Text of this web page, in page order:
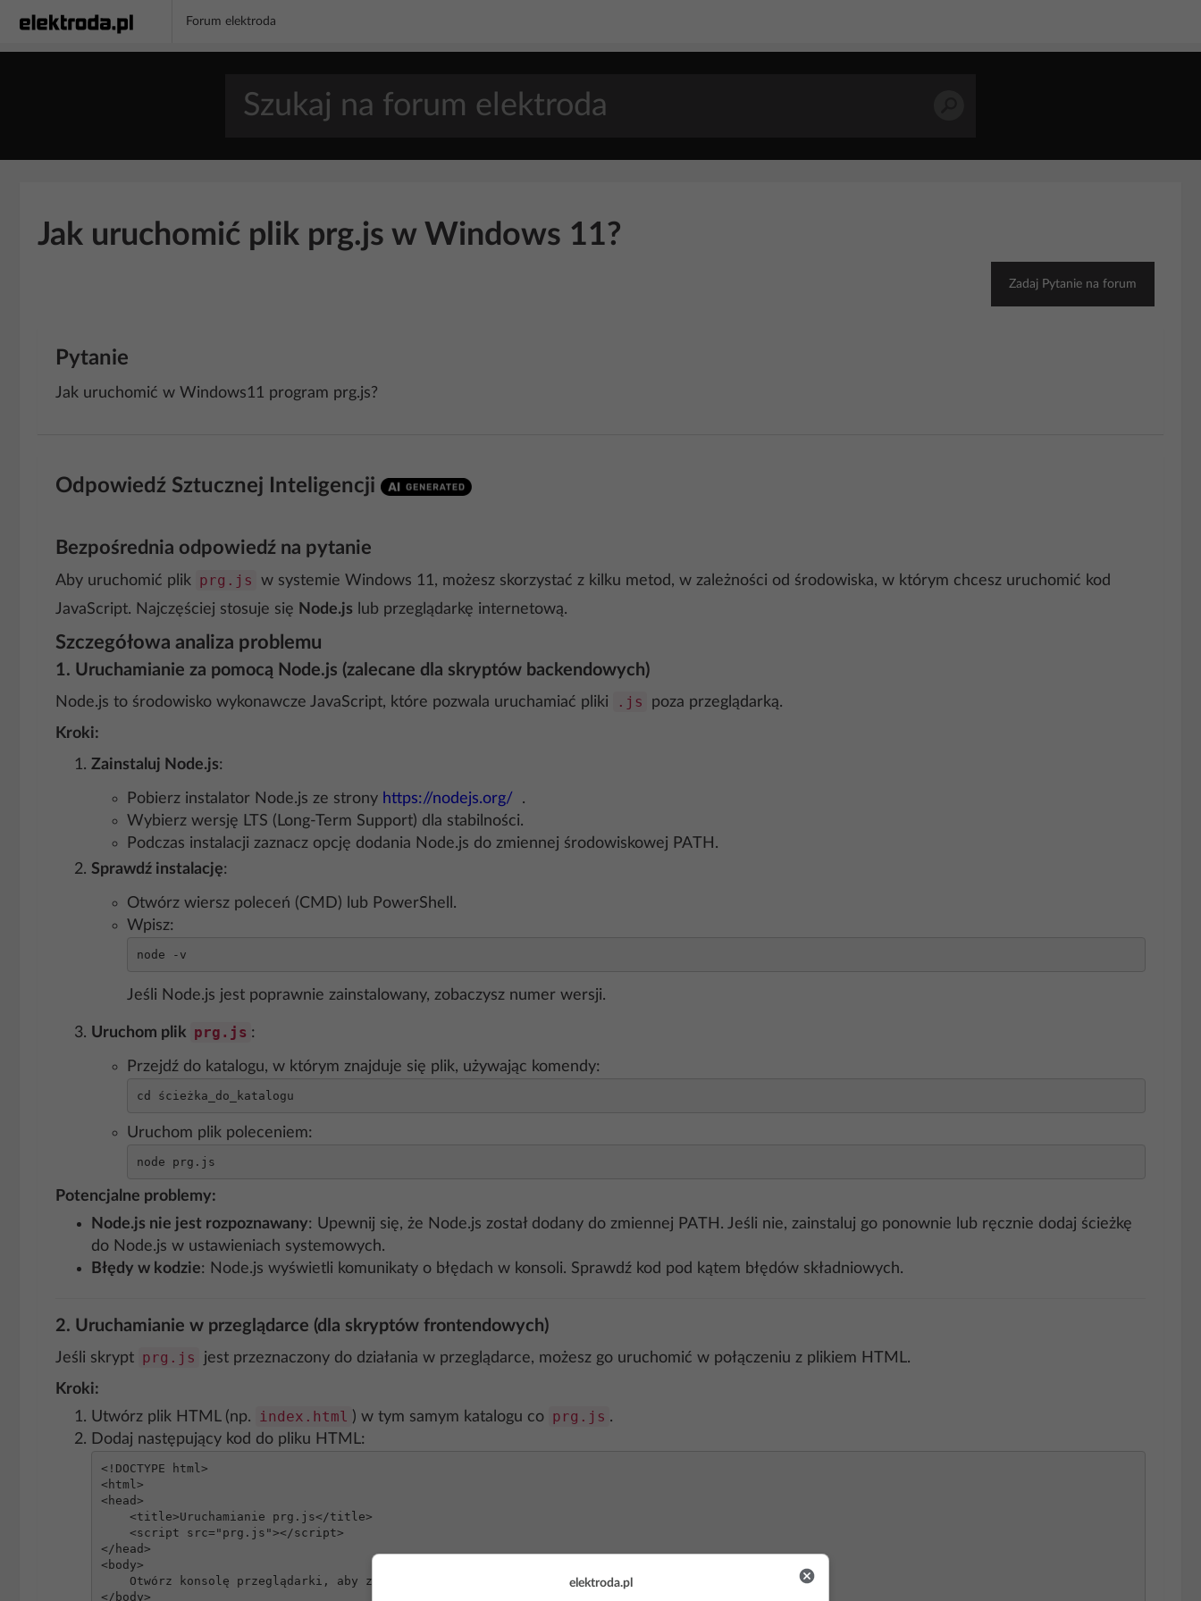
Forum elektroda
Jak uruchomić plik prg.js w Windows 11?
Zadaj Pytanie na forum
Pytanie
Jak uruchomić w Windows11 program prg.js?
Odpowiedź Sztucznej Inteligencji
Bezpośrednia odpowiedź na pytanie
Aby uruchomić plik prg.js
w systemie Windows 11, możesz skorzystać z kilku metod, w zależności od środowiska, w którym chcesz uruchomić kod
JavaScript. Najczęściej stosuje się Node.js lub przeglądarkę internetową.
Szczegółowa analiza problemu
1. Uruchamianie za pomocą Node.js (zalecane dla skryptów backendowych)
Node.js to środowisko wykonawcze JavaScript, które pozwala uruchamiać pliki .js
poza przeglądarką.
Kroki:
Zainstaluj Node.js:
Pobierz instalator Node.js ze strony https://nodejs.org/
.
Wybierz wersję LTS (Long-Term Support) dla stabilności.
Podczas instalacji zaznacz opcję dodania Node.js do zmiennej środowiskowej PATH.
Sprawdź instalację:
Otwórz wiersz poleceń (CMD) lub PowerShell.
Wpisz:
node -v
Jeśli Node.js jest poprawnie zainstalowany, zobaczysz numer wersji.
Uruchom plik prg.js :
Przejdź do katalogu, w którym znajduje się plik, używając komendy:
cd ścieżka_do_katalogu
Uruchom plik poleceniem:
node prg.js
Potencjalne problemy:
Node.js nie jest rozpoznawany: Upewnij się, że Node.js został dodany do zmiennej PATH. Jeśli nie, zainstaluj go ponownie lub ręcznie dodaj ścieżkę
do Node.js w ustawieniach systemowych.
Błędy w kodzie: Node.js wyświetli komunikaty o błędach w konsoli. Sprawdź kod pod kątem błędów składniowych.
2. Uruchamianie w przeglądarce (dla skryptów frontendowych)
Jeśli skrypt prg.js
jest przeznaczony do działania w przeglądarce, możesz go uruchomić w połączeniu z plikiem HTML.
Kroki:
Utwórz plik HTML (np.
index.html ) w tym samym katalogu co prg.js .
Dodaj następujący kod do pliku HTML:
<!DOCTYPE html>
<html>
<head>
</head>
<body>
</body>
elektroda.pl